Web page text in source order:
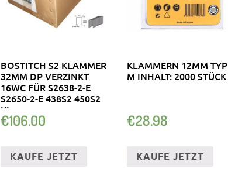
BOSTITCH S2 KLAMMER
32MM DP VERZINKT
16WC FÜR S2638-2-E
S2650-2-E 438S2 450S2
KL
€106.00
KAUFE JETZT
KLAMMERN 12MM TYP
M INHALT: 2000 STÜCK
€28.98
KAUFE JETZT